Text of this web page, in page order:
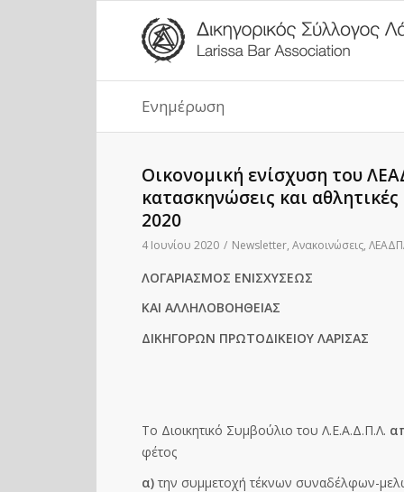
Ενημέρωση
Οικονομική ενίσχυση του
κατασκηνώσεις και
2020
4 Ιουνίου 2020 / Newsletter, Ανακοινώσεις,
ΛΟΓΑΡΙΑΣΜΟΣ ΕΝΙΣΧΥΣΕΩΣ
ΚΑΙ ΑΛΛΗΛΟΒΟΗΘΕΙΑΣ
ΔΙΚΗΓΟΡΩΝ ΠΡΩΤΟΔΙΚΕΙΟΥ ΛΑΡΙΣΑΣ
Το Διοικητικό Συμβούλιο του Λ.Ε.Α.Δ.Π.Λ.
φέτος
α) την συμμετοχή τέκνων συναδέλφων-